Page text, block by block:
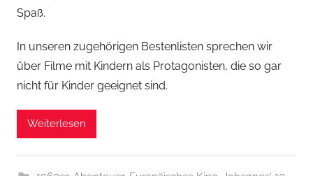
Spaß.
In unseren zugehörigen Bestenlisten sprechen wir
über Filme mit Kindern als Protagonisten, die so gar
nicht für Kinder geeignet sind.
Weiterlesen